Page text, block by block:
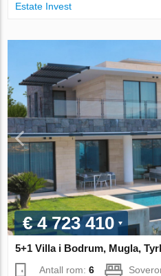
Estate Invest
€ 4 723 410
5+1 Villa i Bodrum, Mugla,
Antall rom:6